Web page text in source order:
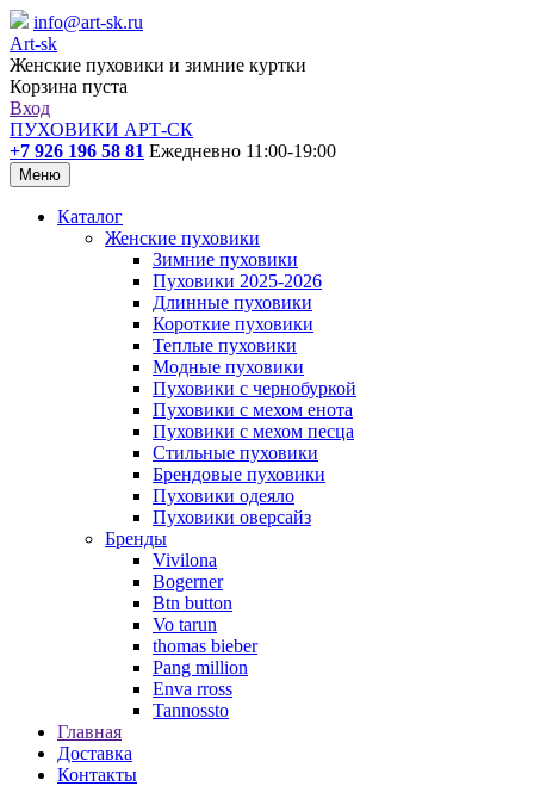
info@art-sk.ru
Art-sk
Женские пуховики и зимние куртки
Корзина пуста
Вход
ПУХОВИКИ АРТ-СК
+7 926 196 58 81 Ежедневно 11:00-19:00
Меню
Каталог
Женские пуховики
Зимние пуховики
Пуховики 2025-2026
Длинные пуховики
Короткие пуховики
Теплые пуховики
Модные пуховики
Пуховики с чернобуркой
Пуховики с мехом енота
Пуховики с мехом песца
Стильные пуховики
Брендовые пуховики
Пуховики одеяло
Пуховики оверсайз
Бренды
Vivilona
Bogerner
Btn button
Vo tarun
thomas bieber
Pang million
Enva rross
Tannossto
Главная
Доставка
Контакты